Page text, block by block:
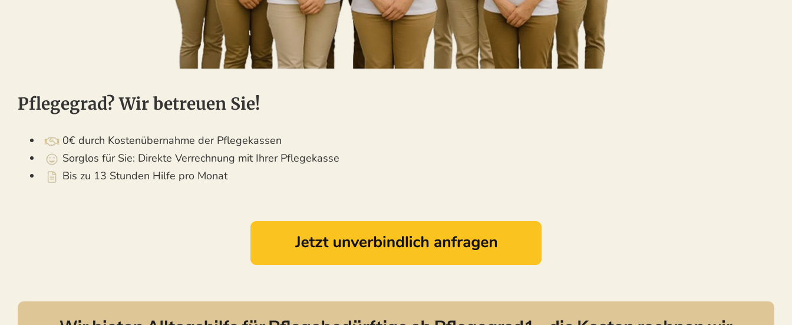
Pflegegrad? Wir betreuen Sie!
0€ durch Kostenübernahme der Pflegekassen
Sorglos für Sie: Direkte Verrechnung mit Ihrer Pflegekasse
Bis zu 13 Stunden Hilfe pro Monat